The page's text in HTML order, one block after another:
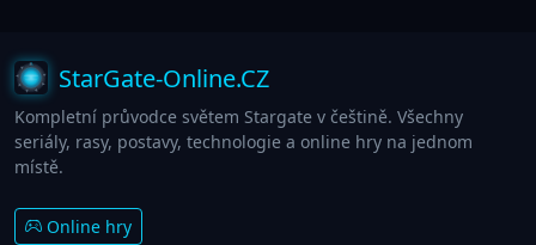
StarGate-Online.CZ
Kompletní průvodce světem Stargate v češtině. Všechny
seriály, rasy, postavy, technologie a online hry na jednom
místě.
Online hry